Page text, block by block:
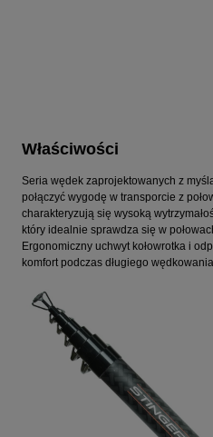
Właściwości
Seria wędek zaprojektowanych z
połączyć wygodę w transporcie z
charakteryzują się wysoką
który idealnie sprawdza się w
Ergonomiczny uchwyt kołowrotka i
komfort podczas długiego wędkowania.